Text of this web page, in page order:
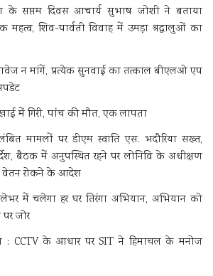
के सप्तम दिवस आचार्य सुभाष जोशी ने बताया
महत्व, शिव-पार्वती विवाह में उमड़ा श्रद्धालुओं का
न मांगें, प्रत्येक सुनवाई का तत्काल बीएलओ एप
में गिरी, पांच की मौत, एक लापता
मामलों पर डीएम स्वाति एस. भदौरिया सख्त,
बैठक में अनुपस्थित रहने पर लोनिवि के अधीक्षण
वेतन रोकने के आदेश
में चलेगा हर घर तिरंगा अभियान, अभियान को
जोर
: CCTV के आधार पर SIT ने हिमाचल के मनोज